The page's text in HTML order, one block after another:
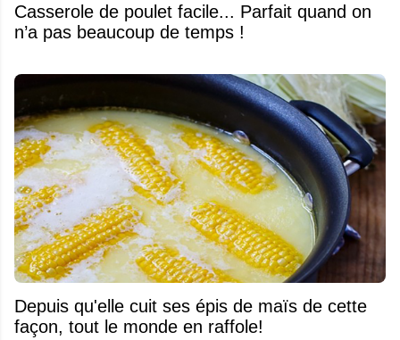
Casserole de poulet facile... Parfait quand on
n’a pas beaucoup de temps !
Depuis qu'elle cuit ses épis de maïs de cette
façon, tout le monde en raffole!